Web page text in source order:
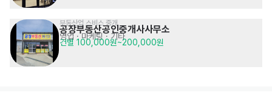
부동산업 스비스 중개
공장부동산공인중개사사무소
영업 · 마케팅· 기타
건별 100,000원~200,000원